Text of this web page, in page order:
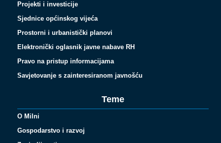
Projekti i investicije
Sjednice općinskog vijeća
Prostorni i urbanistički planovi
Elektronički oglasnik javne nabave RH
Pravo na pristup informacijama
Savjetovanje s zainteresiranom javnošću
Teme
O Milni
Gospodarstvo i razvoj